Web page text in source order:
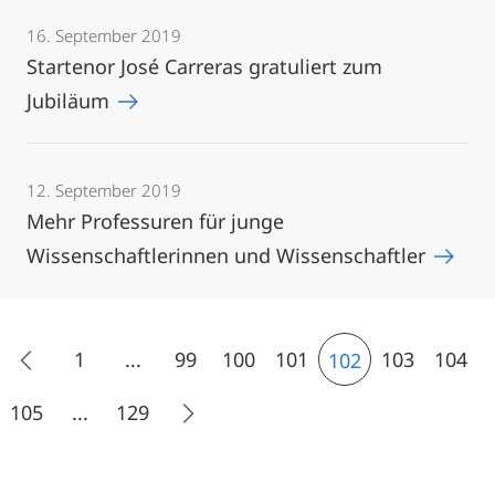
16. September 2019
Startenor José Carreras gratuliert zum
Jubiläum
12. September 2019
Mehr Professuren für junge
Wissenschaftlerinnen und Wissenschaftler
1 ... 99 100 101 102 103
104
105
... 129